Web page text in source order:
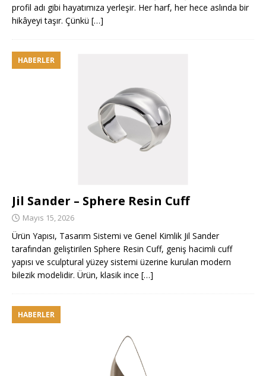
profil adı gibi hayatımıza yerleşir. Her harf, her hece aslında bir
hikâyeyi taşır. Çünkü […]
HABERLER
Jil Sander – Sphere Resin Cuff
Mayıs 15, 2026
Ürün Yapısı, Tasarım Sistemi ve Genel Kimlik Jil Sander
tarafından geliştirilen Sphere Resin Cuff, geniş hacimli cuff
yapısı ve sculptural yüzey sistemi üzerine kurulan modern
bilezik modelidir. Ürün, klasik ince […]
HABERLER